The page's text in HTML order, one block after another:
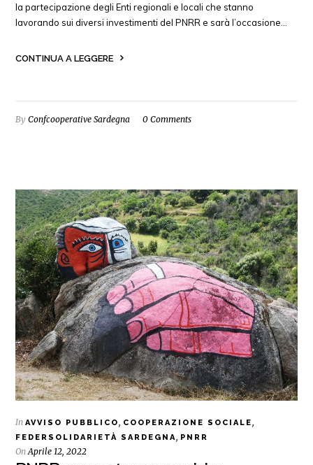
la partecipazione degli Enti regionali e locali che stanno
lavorando sui diversi investimenti del PNRR e sarà l’occasione…
CONTINUA A LEGGERE
ByConfcooperative Sardegna 0 Comments
InAVVISO PUBBLICO, COOPERAZIONE SOCIALE,
FEDERSOLIDARIETÀ SARDEGNA, PNRR
OnAprile 12, 2022